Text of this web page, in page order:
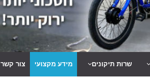
שרות תיקונים מידע מקצועי צור קשר